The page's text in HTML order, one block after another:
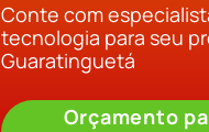
Conte com
tecnologia para seu
Guaratinguetá
Orçamento